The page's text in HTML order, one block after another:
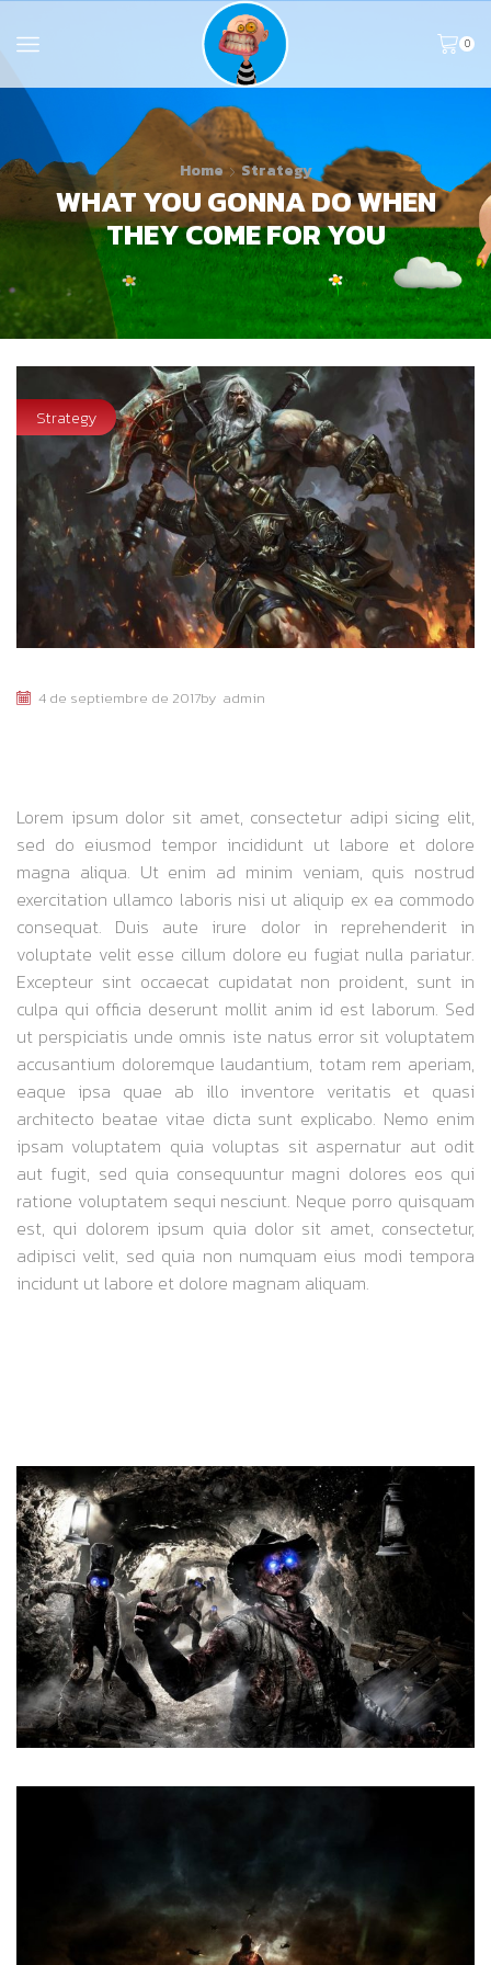
0
Home Strategy
WHAT YOU GONNA DO WHEN
THEY COME FOR YOU
Strategy
4 de septiembre de 2017by admin
Lorem ipsum dolor sit amet, consectetur adipi sicing elit,
sed do eiusmod tempor incididunt ut labore et dolore
magna aliqua. Ut enim ad minim veniam, quis nostrud
exercitation ullamco laboris nisi ut aliquip ex ea commodo
consequat. Duis aute irure dolor in reprehenderit in
voluptate velit esse cillum dolore eu fugiat nulla pariatur.
Excepteur sint occaecat cupidatat non proident, sunt in
culpa qui officia deserunt mollit anim id est laborum. Sed
ut perspiciatis unde omnis iste natus error sit voluptatem
accusantium doloremque laudantium, totam rem aperiam,
eaque ipsa quae ab illo inventore veritatis et quasi
architecto beatae vitae dicta sunt explicabo. Nemo enim
ipsam voluptatem quia voluptas sit aspernatur aut odit
aut fugit, sed quia consequuntur magni dolores eos qui
ratione voluptatem sequi nesciunt. Neque porro quisquam
est, qui dolorem ipsum quia dolor sit amet, consectetur,
adipisci velit, sed quia non numquam eius modi tempora
incidunt ut labore et dolore magnam aliquam.